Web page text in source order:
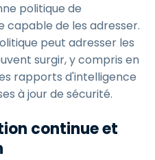
politique de
de les adresser.
peut adresser les
surgir, y compris en
rapports d'intelligence
à jour de sécurité.
continue et